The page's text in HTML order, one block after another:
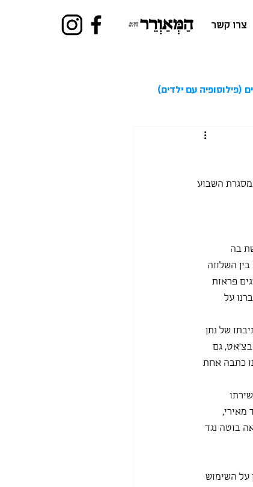
צרו קשר
(פילוסופיה עם ילדים)
השבוע
בה
השלווה
פראות
על
של נתן
בצ'אט, גם
כתבה אחת
מאירי,
בוטה נגד
על השימוש